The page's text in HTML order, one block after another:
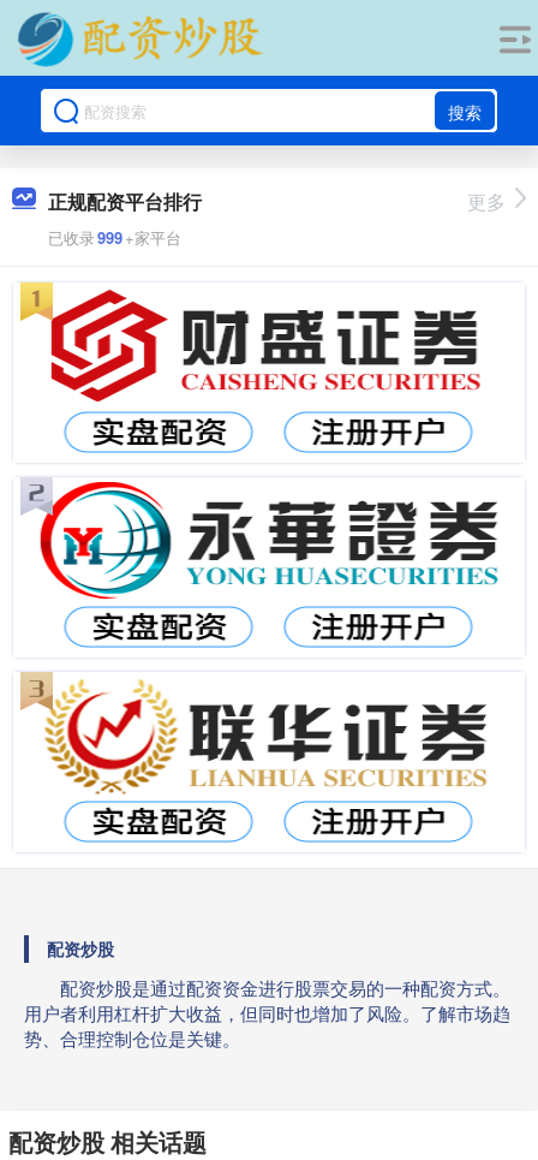
搜索
正规配资平台排行
已收录999+家平台
更多
配资炒股
配资炒股是通过配资资金进行股票交易的一种配资方式。
用户者利用杠杆扩大收益，但同时也增加了风险。了解市场趋
势、合理控制仓位是关键。
配资炒股 相关话题